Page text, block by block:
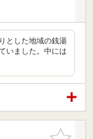
とした地域の銭湯
いました。中には
お気に入